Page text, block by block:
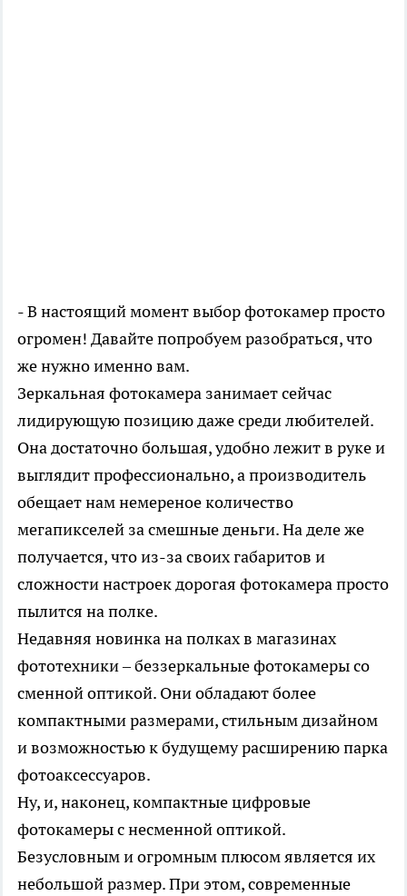
- В настоящий момент выбор фотокамер просто
огромен! Давайте попробуем разобраться, что
же нужно именно вам.
Зеркальная фотокамера занимает сейчас
лидирующую позицию даже среди любителей.
Она достаточно большая, удобно лежит в руке и
выглядит профессионально, а производитель
обещает нам немереное количество
мегапикселей за смешные деньги. На деле же
получается, что из-за своих габаритов и
сложности настроек дорогая фотокамера просто
пылится на полке.
Недавняя новинка на полках в магазинах
фототехники – беззеркальные фотокамеры со
сменной оптикой. Они обладают более
компактными размерами, стильным дизайном
и возможностью к будущему расширению парка
фотоаксессуаров.
Ну, и, наконец, компактные цифровые
фотокамеры с несменной оптикой.
Безусловным и огромным плюсом является их
небольшой размер. При этом, современные